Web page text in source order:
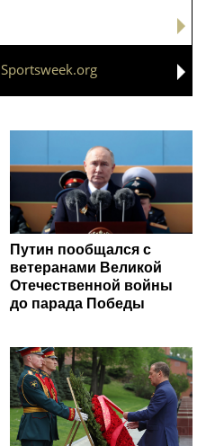
Sportsweek.org
Путин пообщался с
ветеранами Великой
Отечественной войны
до парада Победы